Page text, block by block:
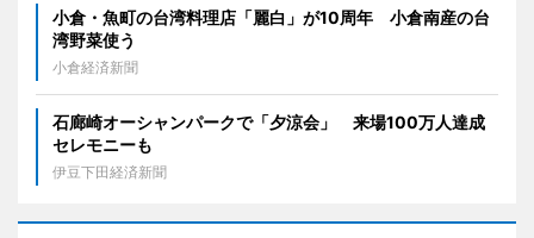
小倉・魚町の台湾料理店「麗白」が10周年 小倉南産の台
湾野菜使う
小倉経済新聞
石廊崎オーシャンパークで「夕涼会」 来場100万人達成
セレモニーも
伊豆下田経済新聞